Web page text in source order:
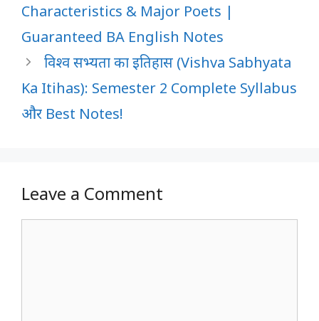
Characteristics & Major Poets |
Guaranteed BA English Notes
विश्व सभ्यता का इतिहास (Vishva Sabhyata
Ka Itihas): Semester 2 Complete Syllabus
और Best Notes!
Leave a Comment